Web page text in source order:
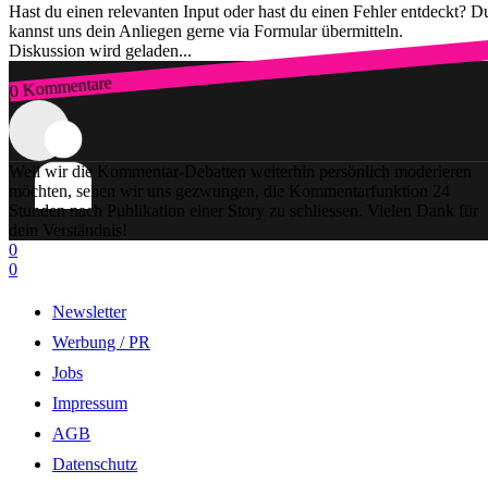
Hast du einen relevanten Input oder hast du einen Fehler entdeckt?
kannst uns dein Anliegen gerne via Formular übermitteln.
Diskussion wird geladen...
0 Kommentare
Zum Login
Weil wir die Kommentar-Debatten weiterhin persönlich moderieren
möchten, sehen wir uns gezwungen, die Kommentarfunktion 24
Stunden nach Publikation einer Story zu schliessen. Vielen Dank für
dein Verständnis!
0
0
Newsletter
Werbung / PR
Jobs
Impressum
AGB
Datenschutz